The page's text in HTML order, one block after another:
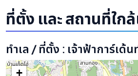
ที่ตั้ง และ สถานที่ใก
ทำเล / ที่ตั้ง : เจ้าฟ้าการ์เด้น
+